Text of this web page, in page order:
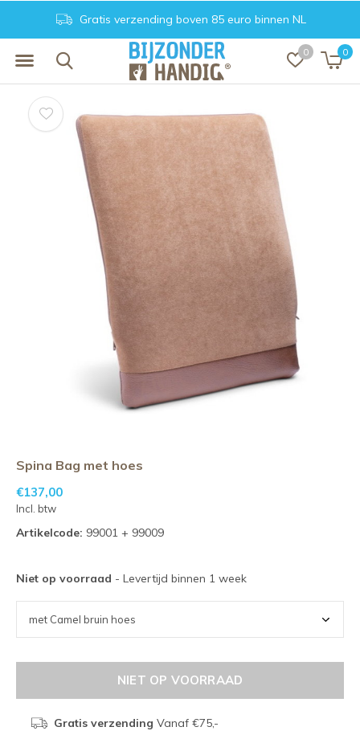
0 0
Gratis verzending boven 85 euro binnen NL
Spina Bag met hoes
€137,00
Incl. btw
Artikelcode: 99001 + 99009
Niet op voorraad - Levertijd binnen 1 week
NIET OP VOORRAAD
Gratis verzending Vanaf €75,-